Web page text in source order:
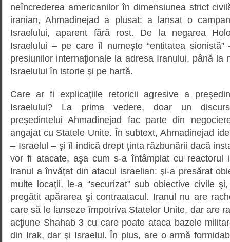
neîncrederea americanilor în dimensiunea strict
iranian, Ahmadinejad a plusat: a lansat o
Israelului, aparent fără rost. De la negarea
Israelului – pe care îl numeşte “entitatea
presiunilor internaţionale la adresa Iranului, până la
Israelului în istorie şi pe hartă.
Care ar fi explicaţiile retoricii agresive a
Israelului? La prima vedere, doar un
preşedintelui Ahmadinejad fac parte din
angajat cu Statele Unite. În subtext, Ahmadinejad
– Israelul – şi îl indică drept ţinta răzbunării dacă
vor fi atacate, aşa cum s-a întâmplat cu reactorul
Iranul a învăţat din atacul israelian: şi-a presărat
multe locaţii, le-a “securizat” sub obiective civile
pregătit apărarea şi contraatacul. Iranul nu are
care să le lanseze împotriva Statelor Unite, dar are
acţiune Shahab 3 cu care poate ataca bazele
din Irak, dar şi Israelul. În plus, are o armă